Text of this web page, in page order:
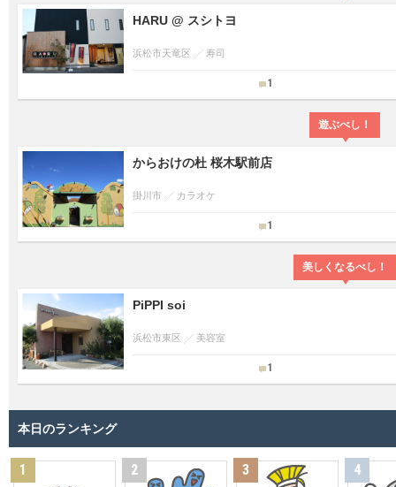
HARU @ スシトヨ
浜松市天竜区 寿司
1
遊ぶべし！
からおけの杜 桜木駅前店
掛川市 カラオケ
1
美しくなるべし！
PiPPI soi
浜松市東区 美容室
1
本日のランキング
1 2 3 4